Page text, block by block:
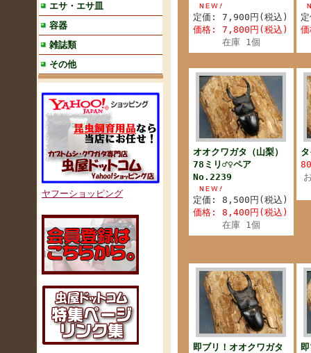
エサ・エサ皿
容器
雑誌類
その他
ヤフーショッピング
定価: 7,900円(税込)
価格: 7,800円(税込)
在庫 1個
オオクワガタ（山梨）
78ミリ♂♀ペア
No.2239
定価: 8,500円(税込)
価格: 8,400円(税込)
在庫 1個
即ブリ！オオクワガタ